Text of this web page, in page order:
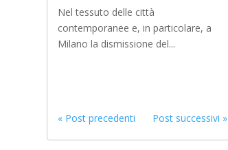
Nel tessuto delle città
contemporanee e, in particolare, a
Milano la dismissione del...
« Post precedenti Post successivi »